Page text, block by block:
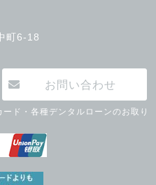
町6-18
お問い合わせ
ド・各種デンタルローンのお取り